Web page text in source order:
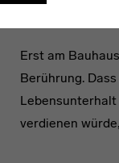
Florence
Erst am
Berührung.
verdienen